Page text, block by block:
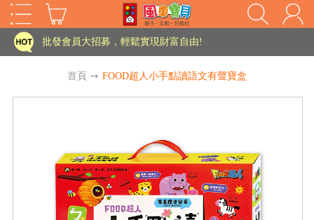
家長樂了!「風車書版集團暨FOOD超人企業總部」目前正興建中!
批發會員大招募，輕鬆實現財富自由!
老師您好!!幼教會員火熱招募中~
批發會員大招募，輕鬆實現財富自由!
首頁 ➙ FOOD超人小手點讀語文有聲寶盒